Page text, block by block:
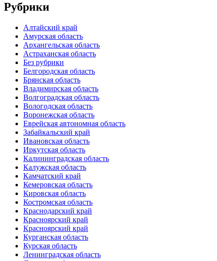
Рубрики
Алтайский край
Амурская область
Архангельская область
Астраханская область
Без рубрики
Белгородская область
Брянская область
Владимирская область
Волгоградская область
Вологодская область
Воронежская область
Еврейская автономная область
Забайкальский край
Ивановская область
Иркутская область
Калининградская область
Калужская область
Камчатский край
Кемеровская область
Кировская область
Костромская область
Краснодарский край
Красноярский край
Красноярский край
Курганская область
Курская область
Ленинградская область